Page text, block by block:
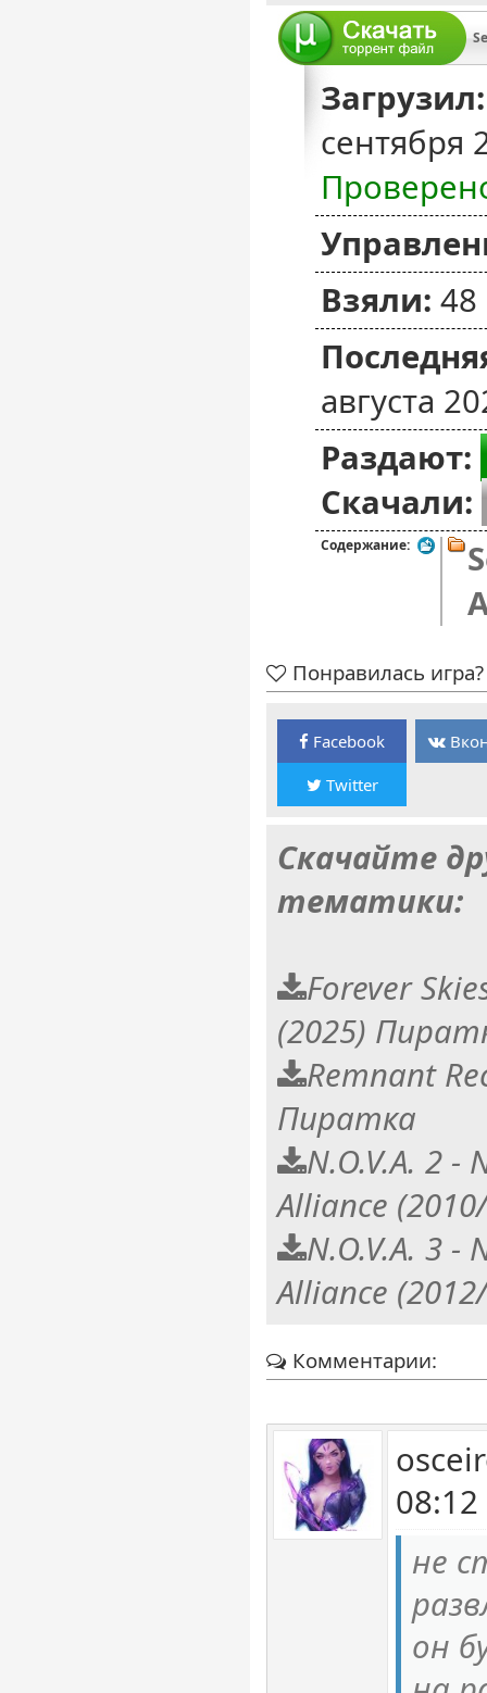
Загрузил:
сентября
Взяли:
августа
Раздают:
Скачали:
Содержание:
Понравилась
Facebook
Twitter
Скачайте
тематики:
Forever
(2025)
Remnant
Пиратка
N.O.V.A. 2
Alliance
N.O.V.A. 3
Alliance
Комментарии:
не
он